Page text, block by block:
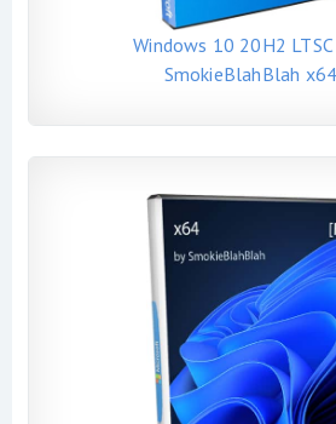
Windows 10 20H2
SmokieBlahBlah